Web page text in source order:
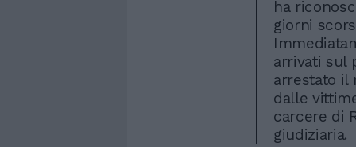
ha
giorni
arrivati sul
arrestato il
dalle
carcere di
giudiziaria.